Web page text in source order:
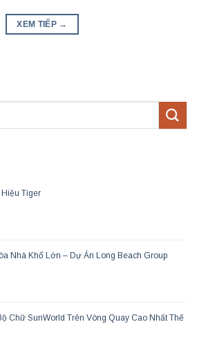
XEM TIẾP →
Tiger
Nhà Khổ Lớn – Dự Án Long Beach Group
Chữ SunWorld Trên Vòng Quay Cao Nhất Thế